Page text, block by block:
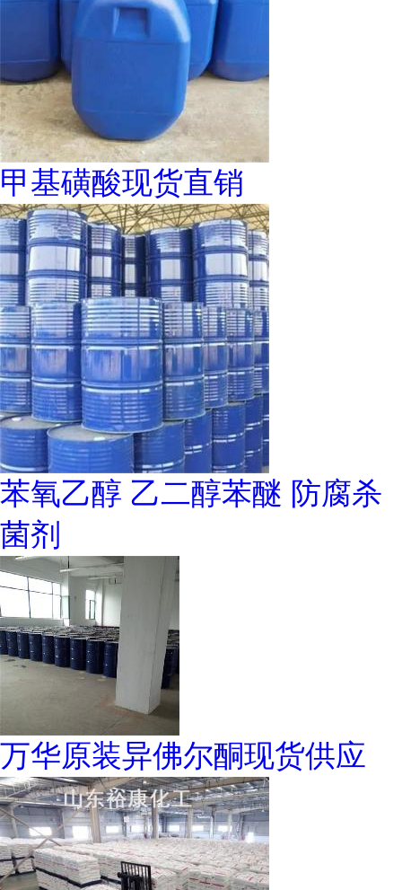
甲基磺酸现货直销
苯氧乙醇 乙二醇苯醚 防腐杀
菌剂
万华原装异佛尔酮现货供应